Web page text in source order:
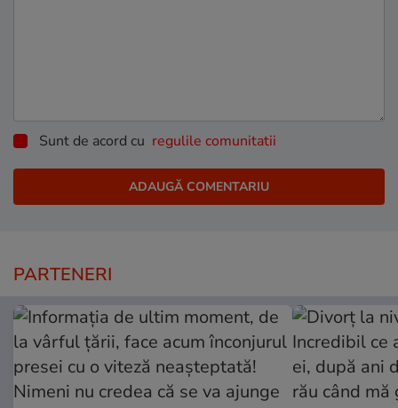
Sunt de acord cu regulile comunitatii
PARTENERI